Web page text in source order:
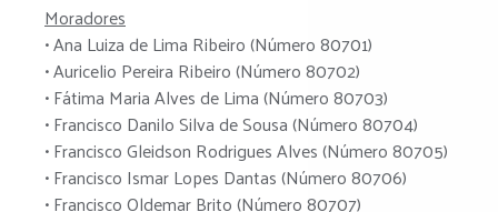
Moradores
• Ana Luiza de Lima Ribeiro (Número 80701)
• Auricelio Pereira Ribeiro (Número 80702)
• Fátima Maria Alves de Lima (Número 80703)
• Francisco Danilo Silva de Sousa (Número 80704)
• Francisco Gleidson Rodrigues Alves (Número 80705)
• Francisco Ismar Lopes Dantas (Número 80706)
• Francisco Oldemar Brito (Número 80707)